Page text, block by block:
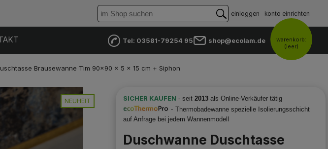
konto einrichten
einloggen
Tel: 03581-79254 95 shop@ecolam.de
warenkorb:
(leer)
Brausewanne Tim 90x90 x 5 x 15 cm + Siphon
NEUHEIT SICHER KAUFEN - seit 2013als Online-Verkäufer tätig
- Thermobadewanne spezielle Isolierungsschicht
auf Anfrage bei jedem Wannenmodell
Duschwanne Duschtasse